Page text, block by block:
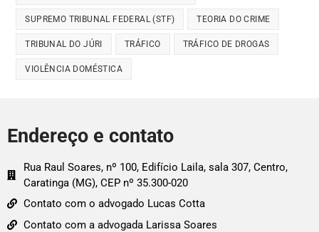
SUPREMO TRIBUNAL FEDERAL (STF) TEORIA DO CRIME
TRIBUNAL DO JÚRI TRÁFICO TRÁFICO DE DROGAS
VIOLÊNCIA DOMÉSTICA
Endereço e contato
Rua Raul Soares, nº 100, Edifício Laila, sala 307, Centro,
Caratinga (MG), CEP nº 35.300-020
Contato com o advogado Lucas Cotta
Contato com a advogada Larissa Soares